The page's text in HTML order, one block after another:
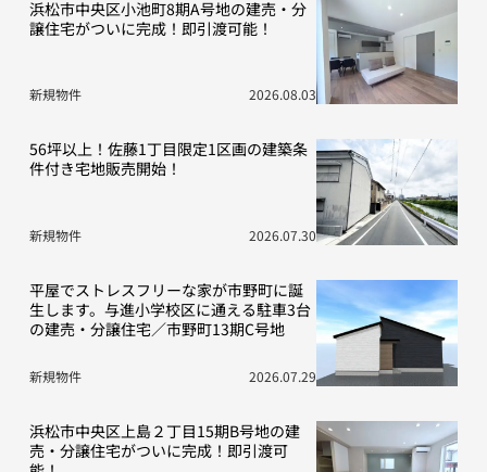
浜松市中央区小池町8期A号地の建売・分
譲住宅がついに完成！即引渡可能！
新規物件 2026.08.03
56坪以上！佐藤1丁目限定1区画の建築条
件付き宅地販売開始！
新規物件 2026.07.30
平屋でストレスフリーな家が市野町に誕
生します。与進小学校区に通える駐車3台
の建売・分譲住宅／市野町13期C号地
新規物件 2026.07.29
浜松市中央区上島２丁目15期B号地の建
売・分譲住宅がついに完成！即引渡可